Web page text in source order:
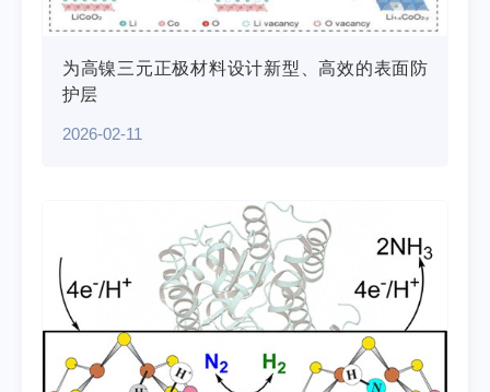
为高镍三元正极材料设计新型、高效的表面防
护层
2026-02-11